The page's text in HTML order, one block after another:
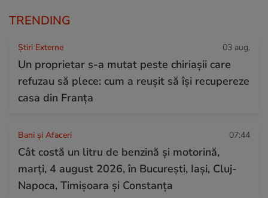
TRENDING
Știri Externe 03 aug.
Un proprietar s-a mutat peste chiriașii care
refuzau să plece: cum a reușit să își recupereze
casa din Franța
Bani și Afaceri 07:44
Cât costă un litru de benzină și motorină,
marți, 4 august 2026, în București, Iași, Cluj-
Napoca, Timișoara și Constanța